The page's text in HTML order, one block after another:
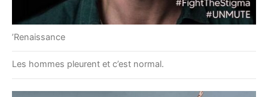
’Renaissance
Les hommes pleurent et c’est normal.